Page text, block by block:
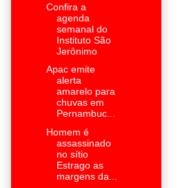
Confira a
agenda
semanal do
Instituto São
Jerônimo
Apac emite
alerta
amarelo para
chuvas em
Pernambuc...
Homem é
assassinado
no sítio
Estrago as
margens da...